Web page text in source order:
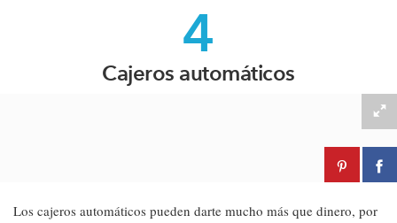
4
Cajeros automáticos
Los cajeros automáticos pueden darte mucho más que dinero, por